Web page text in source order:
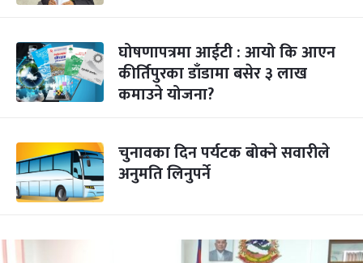
घोषणापत्रमा आईटी : आयो कि आएन
कीर्तिपुरका डाँडामा बसेर ३ लाख
कमाउने योजना?
चुनावका दिन पर्यटक बोक्ने सवारीले
अनुमति लिनुपर्ने